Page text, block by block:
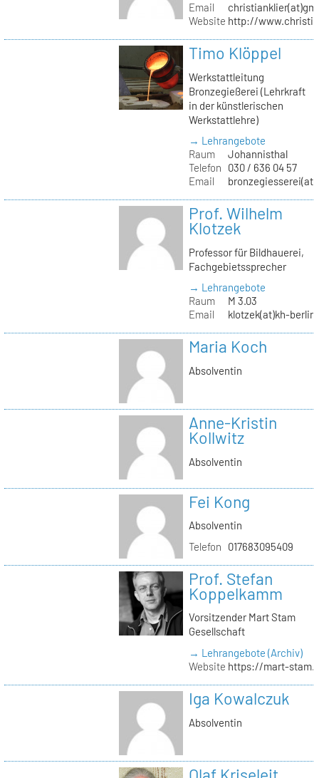
Email
Website http://
Timo Klöppel
Werkstattleitung
Bronzegießerei (Lehrkraft
in der künstlerischen
Werkstattlehre)
→ Lehrangebote
Raum
Johannisthal
Telefon
030 / 636 04 57
Email
Prof. Wilhelm
Klotzek
Professor für Bildhauerei,
Fachgebietssprecher
→ Lehrangebote
Raum
M 3.03
Email
klotzek(at)kh-
Maria Koch
Absolventin
Anne-Kristin
Kollwitz
Absolventin
Fei Kong
Absolventin
Telefon
017683095409
Prof. Stefan
Koppelkamm
Vorsitzender Mart Stam
Gesellschaft
→ Lehrangebote (Archiv)
Website https://mart-
Iga Kowalczuk
Absolventin